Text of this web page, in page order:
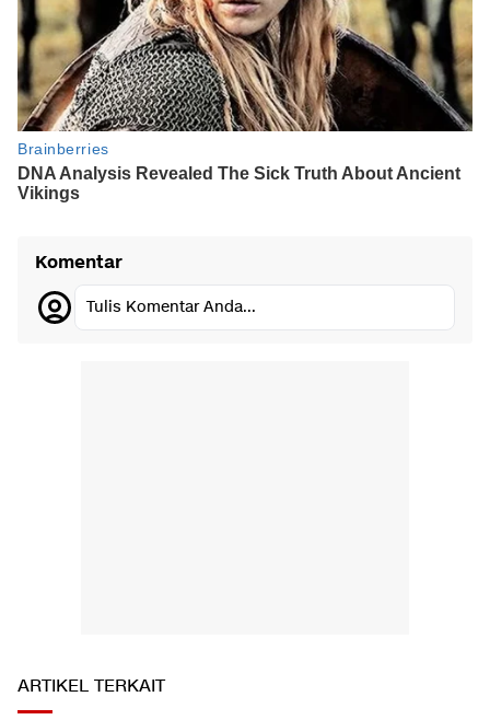
Komentar
Tulis Komentar Anda...
ARTIKEL TERKAIT